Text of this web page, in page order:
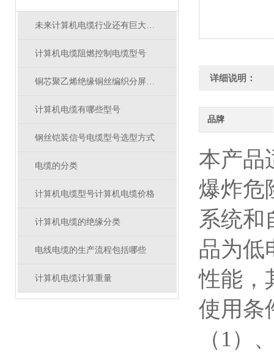
未来计算机电缆行业还有巨大的发展潜力
计算机电缆阻燃控制电缆型号
铜芯聚乙烯绝缘铜丝编织分屏蔽聚氯乙烯护套阻燃本安计算机电缆
计算机电缆有哪些型号
钢丝铠装信号电缆型号选型方式
电缆的分类
计算机电缆型号计算机电缆价格
计算机电缆的绝缘分类
电线电缆的生产流程包括哪些
计算机电缆计算重量
详细说明：
品牌
本产品
爆炸危
系统和
品为低
性能，
使用条
（1）